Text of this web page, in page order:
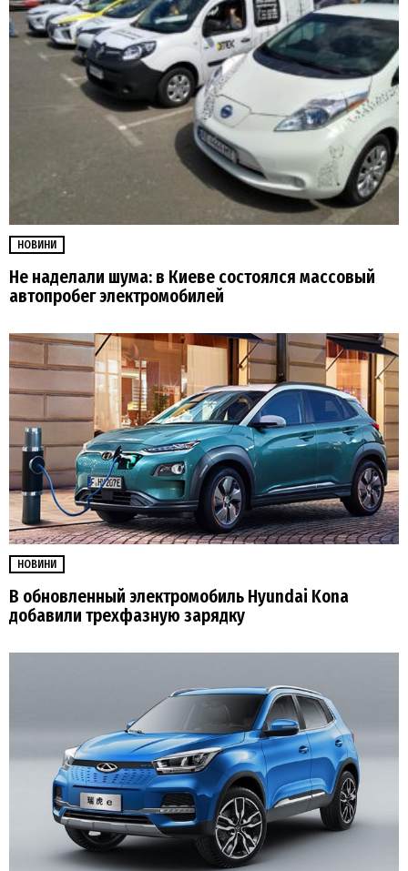
НОВИНИ
Не наделали шума: в Киеве состоялся массовый
автопробег электромобилей
НОВИНИ
В обновленный электромобиль Hyundai Kona
добавили трехфазную зарядку